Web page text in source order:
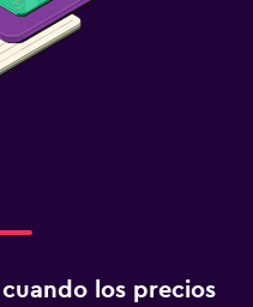
los precios